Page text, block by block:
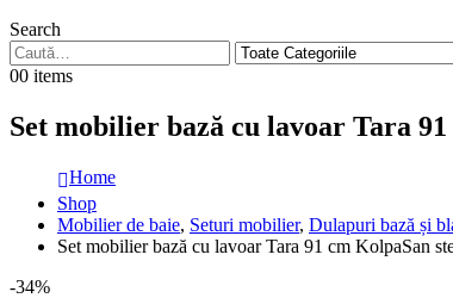
Search
00 items
Set mobilier bază cu lavoar Tara
Home
Shop
Mobilier de baie, Seturi mobilier, Dulapuri bază și
Set mobilier bază cu lavoar Tara 91 cm KolpaSan
-34%